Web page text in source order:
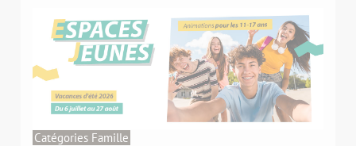
Catégories Famille